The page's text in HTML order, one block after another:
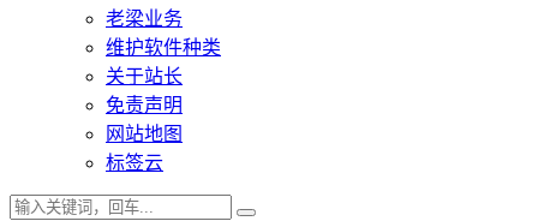
老梁业务
维护软件种类
关于站长
免责声明
网站地图
标签云